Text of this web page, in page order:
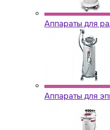
Аппараты для
Аппараты для